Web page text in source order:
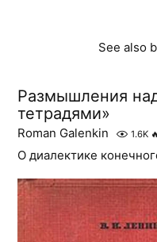
See also
Размышления
тетрадями»
Roman Galenkin 1.6K
О диалектике